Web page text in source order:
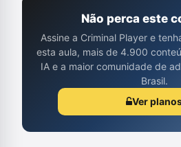
Não perca este
Assine a Criminal Player e
esta aula, mais de 4.900
IA e a maior comunidade de
Brasil.
Ver